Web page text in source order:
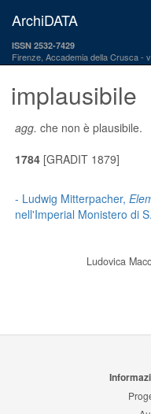
ArchiDATA
ISSN 2532-7429
Firenze, Accademia della Crusca
implausibile
agg. che non è plausibile.
1784[GRADIT 1879]
- Ludwig Mitterpacher,
nell'Imperial Monistero di
Ludovica